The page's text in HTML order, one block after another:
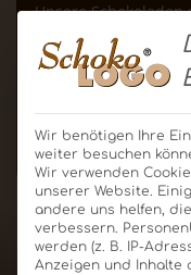
Unsere
Vorhaben – wir
das Eindruck
Wir benötigen Ihre
weiter besuchen
Wir verwenden
unserer Website.
andere uns helfen,
verbessern.
werden (z. B. IP-
Anzeigen und Inhalte